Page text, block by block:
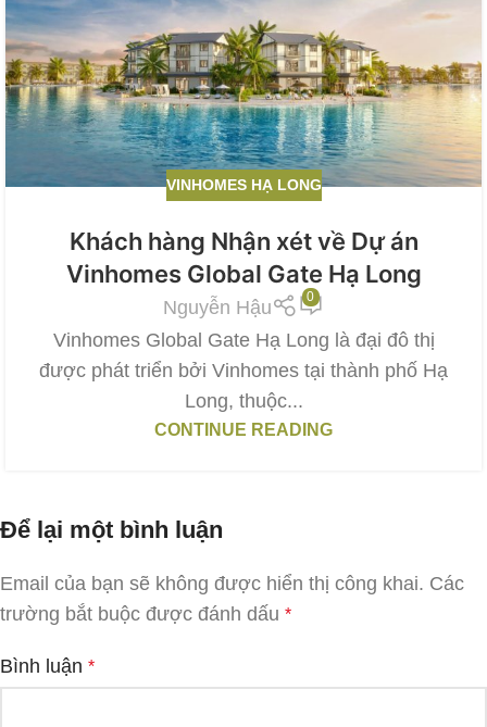
VINHOMES HẠ LONG
Khách hàng Nhận xét về Dự án
Vinhomes Global Gate Hạ Long
Nguyễn Hậu 0
Vinhomes Global Gate Hạ Long là đại đô thị
được phát triển bởi Vinhomes tại thành phố Hạ
Long, thuộc...
CONTINUE READING
Để lại một bình luận
Email của bạn sẽ không được hiển thị công khai. Các
trường bắt buộc được đánh dấu *
Bình luận *